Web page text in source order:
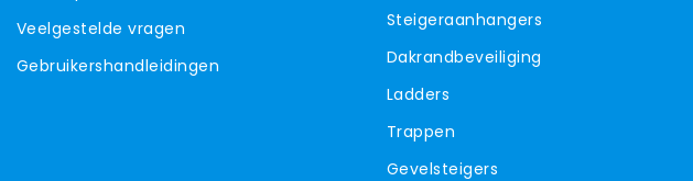
Veelgestelde vragen
Gebruikershandleidingen
Steigeraanhangers
Dakrandbeveiliging
Ladders
Trappen
Gevelsteigers